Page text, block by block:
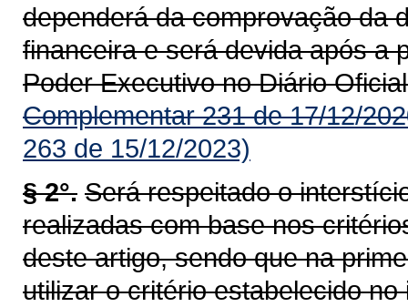
dependerá da comprovação da
financeira e será devida após a
Poder Executivo no Diário
Complementar 231 de 17/12/
263 de 15/12/2023)
§ 2°. Será respeitado o
realizadas com base nos
deste artigo, sendo que na
utilizar o critério estabelecido